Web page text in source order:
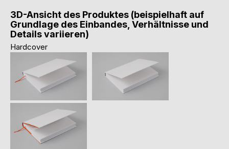
3D-Ansicht des Produktes (beispielhaft auf
Grundlage des Einbandes, Verhältnisse und
Details variieren)
Hardcover